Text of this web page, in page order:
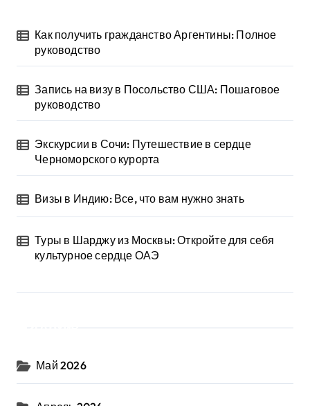
Как получить гражданство Аргентины: Полное
руководство
Запись на визу в Посольство США: Пошаговое
руководство
Экскурсии в Сочи: Путешествие в сердце
Черноморского курорта
Визы в Индию: Все, что вам нужно знать
Туры в Шарджу из Москвы: Откройте для себя
культурное сердце ОАЭ
Май 2026